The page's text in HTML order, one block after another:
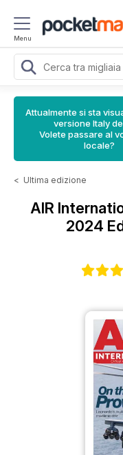
Menu
Attualmente si sta
versione Italy
Volete passare al
locale?
< Ultima edizione
AIR
2024